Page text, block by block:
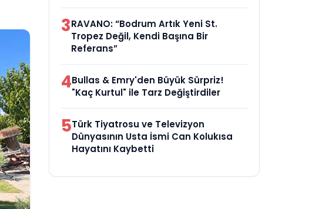
3RAVANO: “Bodrum Artık Yeni St.
Tropez Değil, Kendi Başına Bir
Referans”
4Bullas & Emry'den Büyük Sürpriz!
"Kaç Kurtul" ile Tarz Değiştirdiler
5Türk Tiyatrosu ve Televizyon
Dünyasının Usta İsmi Can Kolukısa
Hayatını Kaybetti